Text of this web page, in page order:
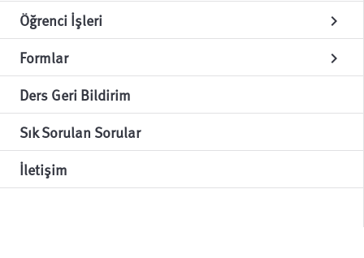
Öğrenci İşleri
chevron_right
Formlar chevron_right
Ders Geri Bildirim
Sık Sorulan Sorular
İletişim